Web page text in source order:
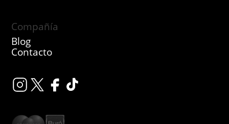
Compañía
Blog
Contacto